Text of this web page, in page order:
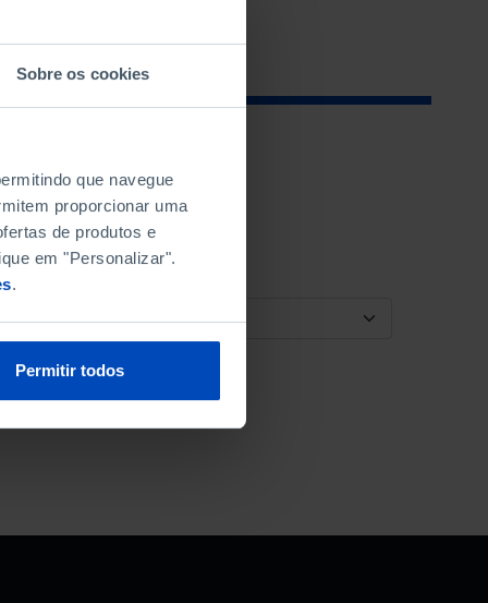
Sobre os cookies
que navegue
proporcionar uma
de produtos e
em "Personalizar".
.
Permitir todos
ORDENAR POR